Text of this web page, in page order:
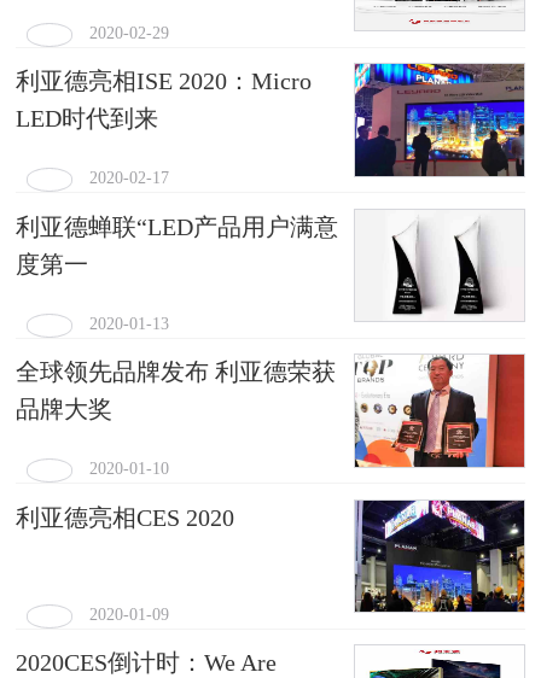
2020-02-29
利亚德亮相ISE 2020：Micro
LED时代到来
2020-02-17
利亚德蝉联“LED产品用户满意
度第一
2020-01-13
全球领先品牌发布 利亚德荣获
品牌大奖
2020-01-10
利亚德亮相CES 2020
2020-01-09
2020CES倒计时：We Are